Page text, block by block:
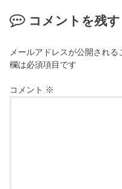
コメントを残す
メールアドレスが公開される
欄は必須項目です
コメント ※